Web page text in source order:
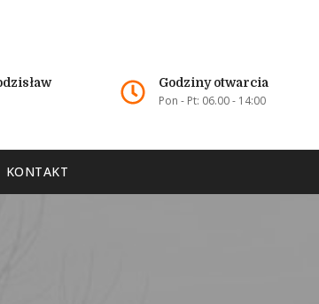
Godziny otwarcia
Pon - Pt: 06.00 - 14:00
KONTAKT